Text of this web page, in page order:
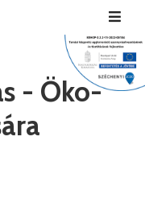
- Öko-